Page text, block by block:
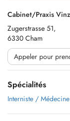
Cabinet/Praxis
Zugerstrasse 51,
6330 Cham
Appeler pour
Spécialités
Interniste /